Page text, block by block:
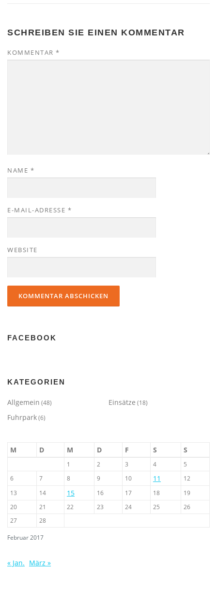
SCHREIBEN SIE EINEN KOMMENTAR
KOMMENTAR *
NAME *
E-MAIL-ADRESSE *
WEBSITE
FACEBOOK
KATEGORIEN
Allgemein (48) Einsätze (18)
Fuhrpark(6)
Februar 2017
M D M D F S S
1 2 3 4
5
6
7 8 9 10 11
12
13
14 15 16 17 18
19
20
21 22 23 24 25
26
27
28
« Jan. März »